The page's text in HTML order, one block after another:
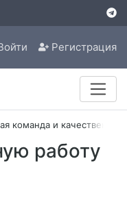
Регистрация
команда и
работу